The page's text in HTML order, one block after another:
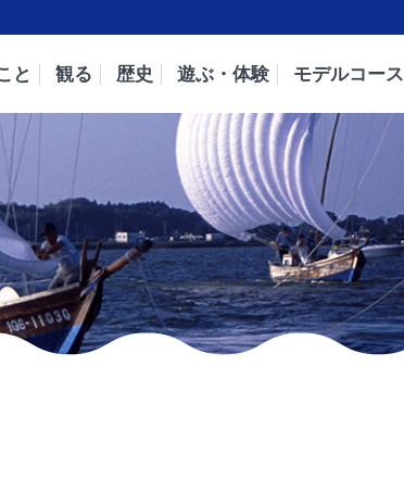
と 観る 歴史 遊ぶ・体験 モデルコース